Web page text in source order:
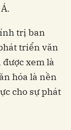
trị ban
triển văn
xem là
hóa là nền
cho sự phát